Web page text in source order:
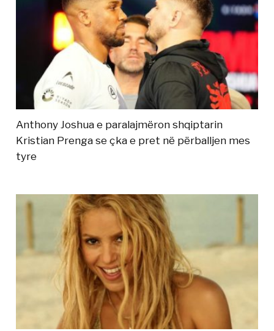
Anthony Joshua e paralajmëron shqiptarin
Kristian Prenga se çka e pret në përballjen mes
tyre